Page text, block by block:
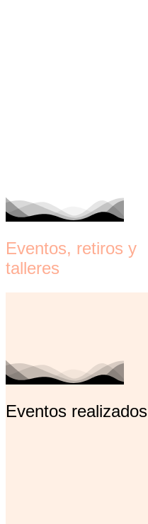
Eventos, retiros y
talleres
Eventos realizados